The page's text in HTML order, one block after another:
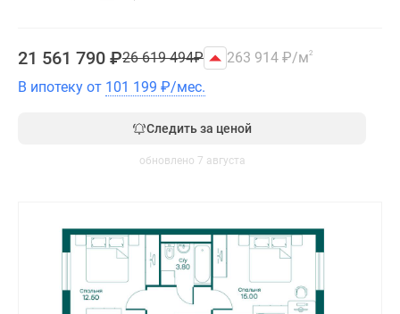
21 561 790 ₽26 619 494₽ 263 914 ₽/м2
В ипотеку от 101 199 ₽/мес.
Следить за ценой
обновлено 7 августа